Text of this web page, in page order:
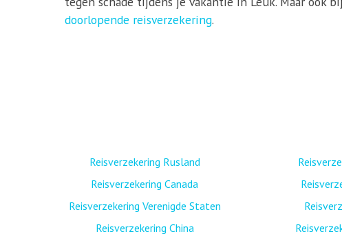
doorlopende reisverzekering.
Reisverzekering Rusland
Reisverzekering Canada
Reisverzekering Verenigde Staten
Reisverzekering China